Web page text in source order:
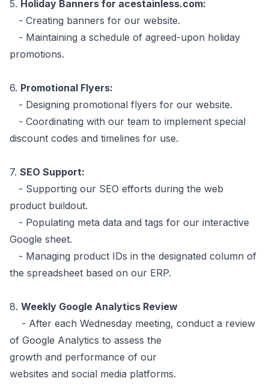
5. Holiday Banners for acestainless.com:
- Creating banners for our website.
- Maintaining a schedule of agreed-upon holiday
promotions.
6. Promotional Flyers:
- Designing promotional flyers for our website.
- Coordinating with our team to implement special
discount codes and timelines for use.
7. SEO Support:
- Supporting our SEO efforts during the web
product buildout.
- Populating meta data and tags for our interactive
Google sheet.
- Managing product IDs in the designated column of
the spreadsheet based on our ERP.
8. Weekly Google Analytics Review
- After each Wednesday meeting, conduct a review
of Google Analytics to assess the
growth and performance of our
websites and social media platforms.